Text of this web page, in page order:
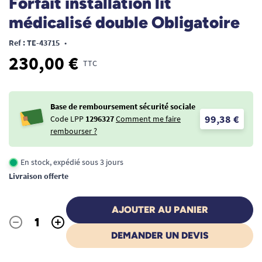
médicalisé double Obligatoire
Ref : TE-43715 •
230,00 € TTC
Base de remboursement sécurité sociale
Code LPP 1296327Comment me faire
rembourser ?
99,38 €
En stock, expédié sous 3 jours
Livraison offerte
Quantité
- +
AJOUTER AU PANIER
DEMANDER UN DEVIS